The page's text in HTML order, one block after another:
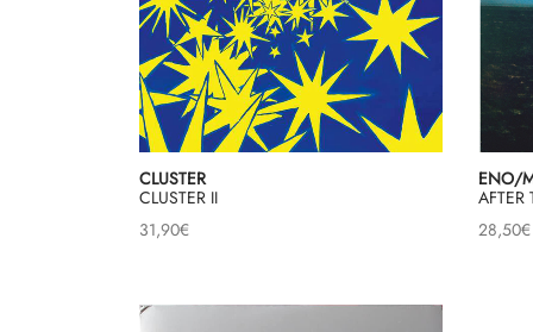
CLUSTER
CLUSTER II
31,90€
ENO/
AFTER
28,50€